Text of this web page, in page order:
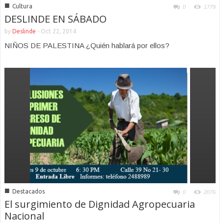
■ Cultura 0 1779
DESLINDE EN SÁBADO
by Deslinde - Oct 22, 2014
NIÑOS DE PALESTINA ¿Quién hablará por ellos?
■ Destacados 0 2076
El surgimiento de Dignidad Agropecuaria
Nacional